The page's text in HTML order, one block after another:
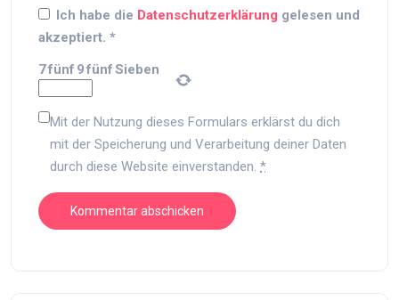
Ich habe die Datenschutzerklärung gelesen und
akzeptiert. *
7fünf 9fünfSieben
Mit der Nutzung dieses Formulars erklärst du dich
mit der Speicherung und Verarbeitung deiner Daten
durch diese Website einverstanden. *